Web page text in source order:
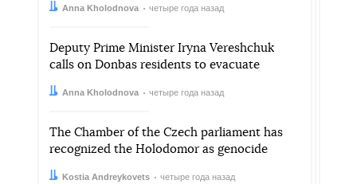
Автор:Anna Kholodnova
Дата: четыре года назад
Deputy Prime Minister Iryna Vereshchuk
calls on Donbas residents to evacuate
Автор:Anna Kholodnova
Дата: четыре года назад
The Chamber of the Czech parliament has
recognized the Holodomor as genocide
Автор:
Kostia Andreykovets
Дата: четыре года назад